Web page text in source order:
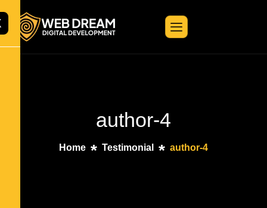
author-4
Home Testimonial author-4